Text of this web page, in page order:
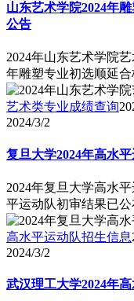
山东艺术学院2024年
公告
2024年山东艺术学院
年雕塑专业初选顺延
艺术类专业成绩查询
2024/3/2
复旦大学2024年高水
2024年复旦大学高水
平运动队初审结果已公
高水平运动队招生信息
2024/3/2
武汉理工大学2024年